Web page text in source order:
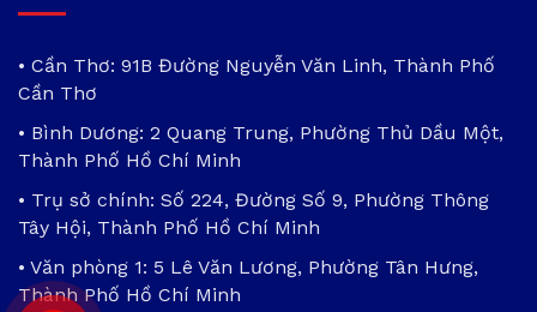
• Cần Thơ: 91B Đường Nguyễn Văn Linh, Thành Phố
Cần Thơ
• Bình Dương: 2 Quang Trung, Phường Thủ Dầu Một,
Thành Phố Hồ Chí Minh
• Trụ sở chính: Số 224, Đường Số 9, Phường Thông
Tây Hội, Thành Phố Hồ Chí Minh
• Văn phòng 1: 5 Lê Văn Lương, Phường Tân Hưng,
Thành Phố Hồ Chí Minh